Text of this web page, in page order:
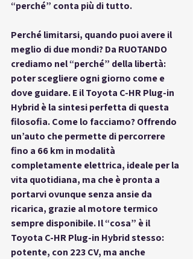
“perché” conta più di tutto.
Perché limitarsi, quando puoi avere il
meglio di due mondi? Da RUOTANDO
crediamo nel “perché” della libertà:
poter scegliere ogni giorno come e
dove guidare. E il Toyota C-HR Plug-in
Hybrid è la sintesi perfetta di questa
filosofia. Come lo facciamo? Offrendo
un’auto che permette di percorrere
fino a 66 km in modalità
completamente elettrica, ideale per la
vita quotidiana, ma che è pronta a
portarvi ovunque senza ansie da
ricarica, grazie al motore termico
sempre disponibile. Il “cosa” è il
Toyota C-HR Plug-in Hybrid stesso:
potente, con 223 CV, ma anche